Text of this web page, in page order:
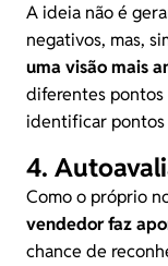
A ideia não é
negativos, mas,
uma visão mais
diferentes pontos
identificar pontos
4.
Como o próprio
vendedor faz
chance de